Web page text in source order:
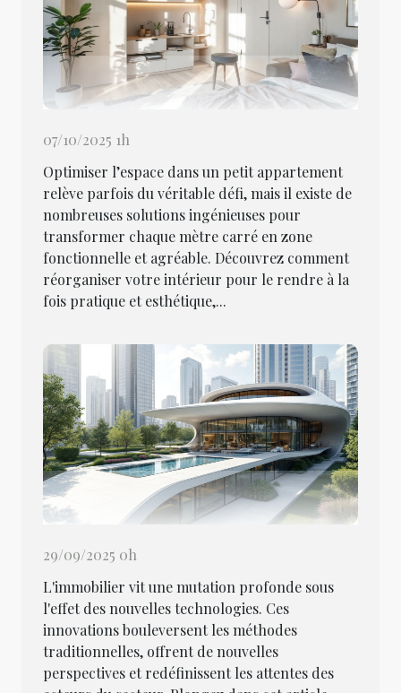
07/10/2025 1h
Optimiser l’espace dans un petit appartement
relève parfois du véritable défi, mais il existe de
nombreuses solutions ingénieuses pour
transformer chaque mètre carré en zone
fonctionnelle et agréable. Découvrez comment
réorganiser votre intérieur pour le rendre à la
fois pratique et esthétique,...
29/09/2025 0h
L'immobilier vit une mutation profonde sous
l'effet des nouvelles technologies. Ces
innovations bouleversent les méthodes
traditionnelles, offrent de nouvelles
perspectives et redéfinissent les attentes des